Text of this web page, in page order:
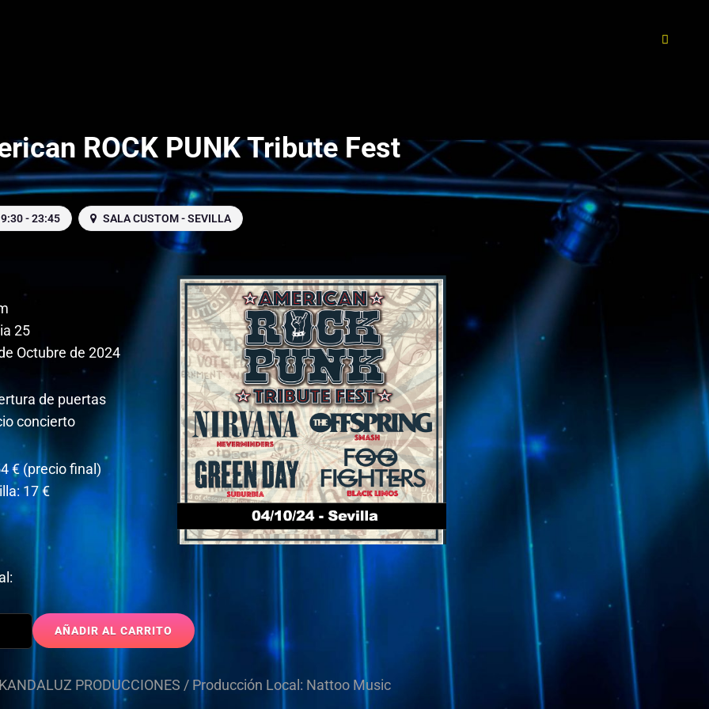
ROCK PUNK Tribute Fest
- 23:45 SALA CUSTOM - SEVILLA
25
Octubre de 2024
de puertas
concierto
€ (precio final)
17 €
AÑADIR AL CARRITO
PRODUCCIONES / Producción Local: Nattoo Music